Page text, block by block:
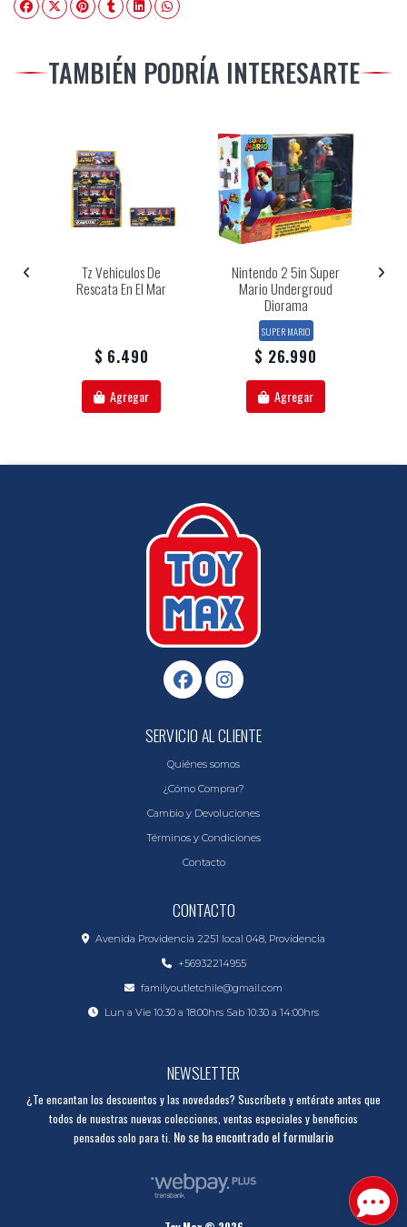
TAMBIÉN PODRÍA INTERESARTE
Tz Vehiculos De
Rescata En El Mar
$ 6.490
Agregar
Nintendo 2 5in Super
Mario Undergroud
Diorama
SUPER MARIO
$ 26.990
Agregar
SERVICIO AL CLIENTE
Quiénes somos
¿Cómo Comprar?
Cambio y Devoluciones
Términos y Condiciones
Contacto
CONTACTO
Avenida Providencia 2251 local 048, Providencia
+56932214955
familyoutletchile@gmail.com
Lun a Vie 10:30 a 18:00hrs Sab 10:30 a 14:00hrs
NEWSLETTER
¿Te encantan los descuentos y las novedades? Suscríbete y entérate antes que
todos de nuestras nuevas colecciones, ventas especiales y beneficios
pensados solo para ti. No se ha encontrado el formulario